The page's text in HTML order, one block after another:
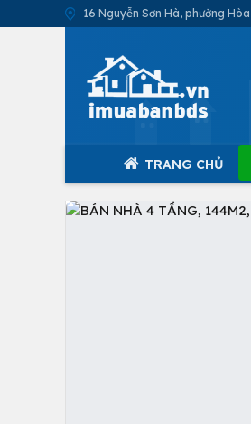
16 Nguyễn Sơn Hà, phường
TRANG CHỦ